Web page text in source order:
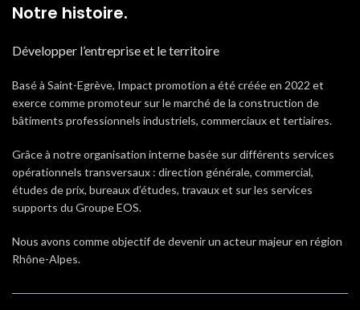
Notre histoire.
Développer l’entreprise et le territoire
Basé à Saint-Egrève, Impact promotion a été créée en 2022 et
exerce comme promoteur sur le marché de la construction de
bâtiments professionnels industriels, commerciaux et tertiaires.
Grâce à notre organisation interne basée sur différents services
opérationnels transversaux : direction générale, commercial,
études de prix, bureaux d’études, travaux et sur les services
supports du Groupe EOS.
Nous avons comme objectif de devenir un acteur majeur en région
Rhône-Alpes.